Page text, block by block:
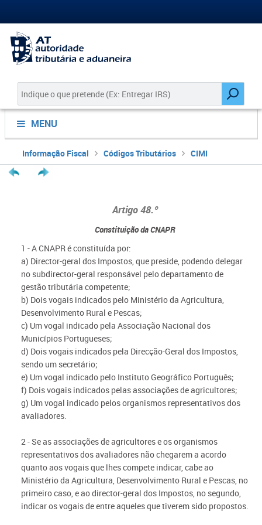
MENU
Informação Fiscal Códigos Tributários CIMI
Artigo 48.º
Constituição da CNAPR
1 - A CNAPR é constituída por:
a) Director-geral dos Impostos, que preside, podendo delegar
no subdirector-geral responsável pelo departamento de
gestão tributária competente;
b) Dois vogais indicados pelo Ministério da Agricultura,
Desenvolvimento Rural e Pescas;
c) Um vogal indicado pela Associação Nacional dos
Municípios Portugueses;
d) Dois vogais indicados pela Direcção-Geral dos Impostos,
sendo um secretário;
e) Um vogal indicado pelo Instituto Geográfico Português;
f) Dois vogais indicados pelas associações de agricultores;
g) Um vogal indicado pelos organismos representativos dos
avaliadores.
2 - Se as associações de agricultores e os organismos
representativos dos avaliadores não chegarem a acordo
quanto aos vogais que lhes compete indicar, cabe ao
Ministério da Agricultura, Desenvolvimento Rural e Pescas, no
primeiro caso, e ao director-geral dos Impostos, no segundo,
indicar os vogais de entre aqueles que tiverem sido propostos.